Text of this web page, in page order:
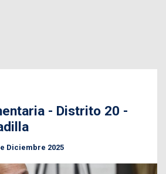
- Distrito 20 -
Diciembre 2025